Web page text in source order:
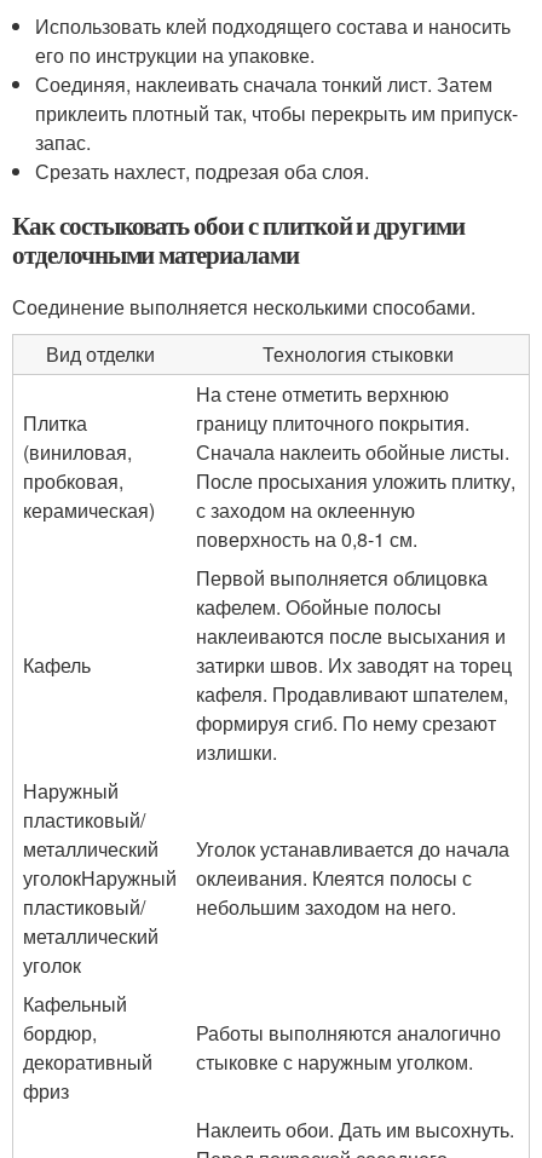
Использовать клей подходящего состава и наносить
его по инструкции на упаковке.
Соединяя, наклеивать сначала тонкий лист. Затем
приклеить плотный так, чтобы перекрыть им припуск-
запас.
Срезать нахлест, подрезая оба слоя.
Как состыковать обои с плиткой и другими
отделочными материалами
Соединение выполняется несколькими способами.
Вид отделки
Технология стыковки
Плитка
(виниловая,
пробковая,
керамическая)
На стене отметить верхнюю
границу плиточного покрытия.
Сначала наклеить обойные листы.
После просыхания уложить плитку,
с заходом на оклеенную
поверхность на 0,8-1 см.
Кафель
Первой выполняется облицовка
кафелем. Обойные полосы
наклеиваются после высыхания и
затирки швов. Их заводят на торец
кафеля. Продавливают шпателем,
формируя сгиб. По нему срезают
излишки.
Наружный
пластиковый/
металлический
уголокНаружный
пластиковый/
металлический
уголок
Уголок устанавливается до начала
оклеивания. Клеятся полосы с
небольшим заходом на него.
Кафельный
бордюр,
декоративный
фриз
Работы выполняются аналогично
стыковке с наружным уголком.
Наклеить обои. Дать им высохнуть.